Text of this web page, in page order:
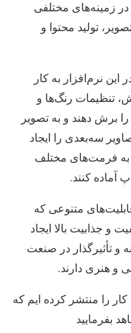
زمینه‌های مختلفی
تولید محتوا و
نرم‌افزار به کار
تنظیمات رنگ‌ها و
برش دهند و به تصویر
سه‌بعدی را ایجاد
به فرمت‌های مختلف
آماده کنند.
متنوعی که
و جذابیت بالا ایجاد
و تأثیرگذار در صنعت
و هنری دارند.
را منتشر کرده ایم که
بفرمایید